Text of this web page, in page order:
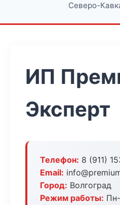
Северо-
ИП
Эксперт
Телефон: 8 (911)
Email:
Город: Волгоград
Режим работы: